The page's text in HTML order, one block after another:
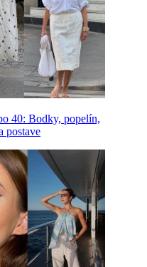
40: Bodky, popelín,
postave